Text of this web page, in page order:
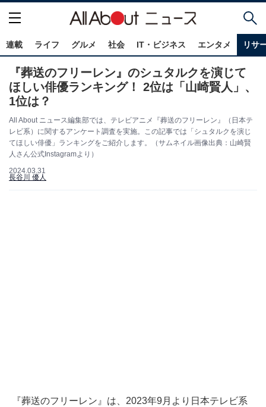
連載 ライフ グルメ 社会 IT・ビジネス エンタメ リサ
『葬送のフリーレン』のシュタルクを演じて
ほしい俳優ランキング！ 2位は「山崎賢人」、
1位は？
All About ニュース編集部では、テレビアニメ『葬送のフリーレン』（日本テ
レビ系）に関するアンケート調査を実施。この記事では「シュタルクを演じ
てほしい俳優」ランキングをご紹介します。（サムネイル画像出典：山崎賢
人さん公式Instagramより）
2024.03.31
長谷川 優人
『葬送のフリーレン』は、2023年9月より日本テレビ系